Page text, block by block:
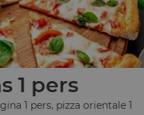
1 pers
1 pers, pizza orientale 1